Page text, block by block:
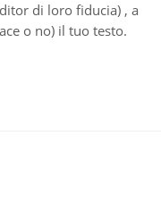
di loro fiducia) , a
o no) il tuo testo.